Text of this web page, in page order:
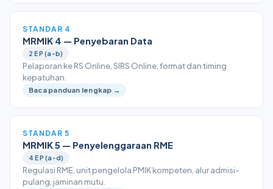
STANDAR 4
MRMIK 4 — Penyebaran Data
2 EP (a-b)
Pelaporan ke RS Online, SIRS Online, format dan timing
kepatuhan.
Baca panduan lengkap →
STANDAR 5
MRMIK 5 — Penyelenggaraan RME
4 EP (a-d)
Regulasi RME, unit pengelola PMIK kompeten, alur admisi-
pulang, jaminan mutu.